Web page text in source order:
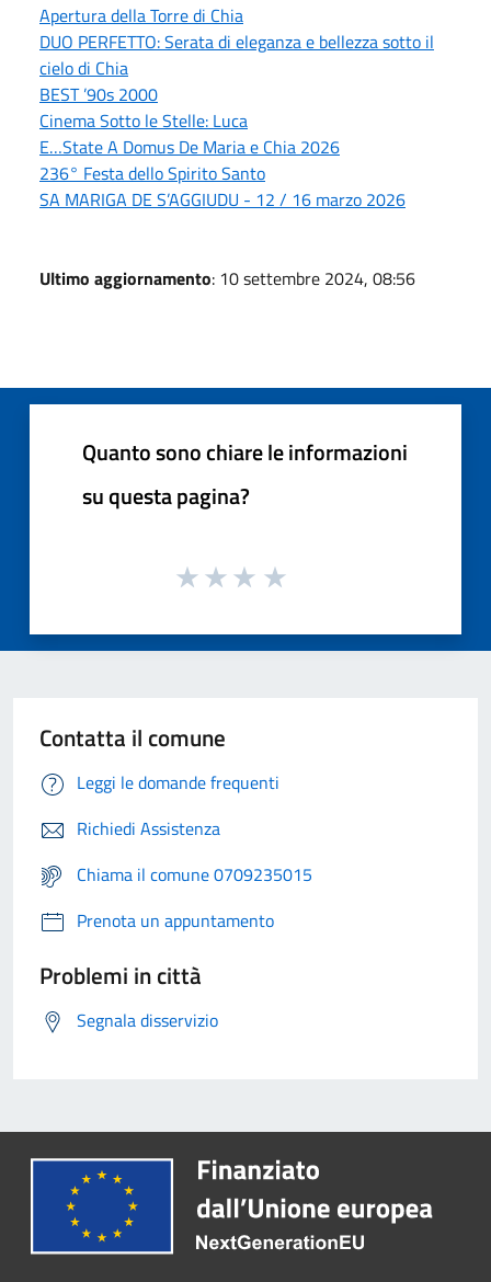
Apertura della Torre di Chia
DUO PERFETTO: Serata di eleganza e bellezza sotto il
cielo di Chia
BEST ’90s 2000
Cinema Sotto le Stelle: Luca
E…State A Domus De Maria e Chia 2026
236° Festa dello Spirito Santo
SA MARIGA DE S’AGGIUDU - 12 / 16 marzo 2026
Ultimo aggiornamento: 10 settembre 2024, 08:56
Quanto sono chiare le informazioni
su questa pagina?
Contatta il comune
Leggi le domande frequenti
Richiedi Assistenza
Chiama il comune 0709235015
Prenota un appuntamento
Problemi in città
Segnala disservizio